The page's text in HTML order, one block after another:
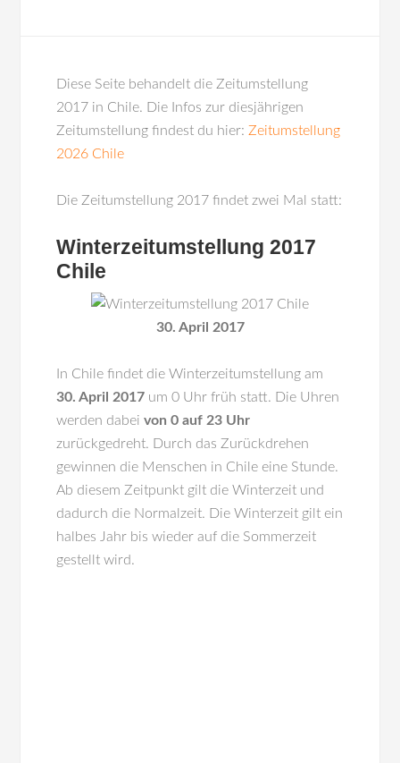
Diese Seite behandelt die Zeitumstellung
2017 in Chile. Die Infos zur diesjährigen
Zeitumstellung findest du hier:Zeitumstellung
2026 Chile
Die Zeitumstellung 2017 findet zwei Mal statt:
Winterzeitumstellung 2017
Chile
30. April 2017
In Chile findet die Winterzeitumstellung am
30. April 2017 um 0 Uhr früh statt. Die Uhren
werden dabeivon 0 auf 23 Uhr
zurückgedreht. Durch das Zurückdrehen
gewinnen die Menschen in Chile eine Stunde.
Ab diesem Zeitpunkt gilt die Winterzeit und
dadurch die Normalzeit. Die Winterzeit gilt ein
halbes Jahr bis wieder auf die Sommerzeit
gestellt wird.